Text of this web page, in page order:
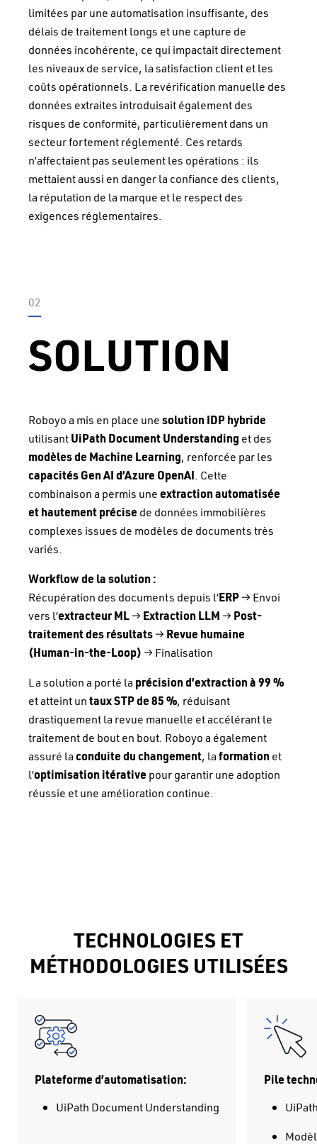
limitées par une automatisation insuffisante, des
délais de traitement longs et une capture de
données incohérente, ce qui impactait directement
les niveaux de service, la satisfaction client et les
coûts opérationnels. La revérification manuelle des
données extraites introduisait également des
risques de conformité, particulièrement dans un
secteur fortement réglementé. Ces retards
n’affectaient pas seulement les opérations : ils
mettaient aussi en danger la confiance des clients,
la réputation de la marque et le respect des
exigences réglementaires.
02
SOLUTION
Roboyo a mis en place unesolution IDP hybride
utilisantUiPath Document Understanding et des
modèles de Machine Learning, renforcée par les
capacités Gen AI d’Azure OpenAI . Cette
combinaison a permis uneextraction automatisée
et hautement précisede données immobilières
complexes issues de modèles de documents très
variés.
Workflow de la solution :
Récupération des documents depuis l’ERP→ Envoi
vers l’extracteur ML→ Extraction LLM → Post-
traitement des résultats→ Revue humaine
(Human-in-the-Loop) → Finalisation
La solution a porté la précision d’extraction à 99 %
et atteint untaux STP de 85 %, réduisant
drastiquement la revue manuelle et accélérant le
traitement de bout en bout. Roboyo a également
assuré laconduite du changement, laformationet
l’optimisation itérativepour garantir une adoption
réussie et une amélioration continue.
TECHNOLOGIES ET
MÉTHODOLOGIES UTILISÉES
Plateforme d’automatisation:
UiPath Document Understanding
Pile